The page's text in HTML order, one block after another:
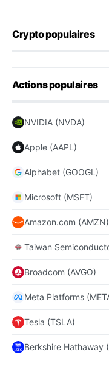
Crypto populaires
Actions populaires
NVIDIA (NVDA)
Apple (AAPL)
Alphabet (GOOGL)
Microsoft (MSFT)
Amazon.com (AMZN)
Taiwan
Broadcom (AVGO)
Meta Platforms
Tesla (TSLA)
Berkshire Hathaway